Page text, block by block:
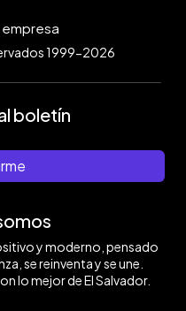
1999-2026
boletín
y moderno, pensado
se reinventa y se une.
lo mejor de El Salvador.